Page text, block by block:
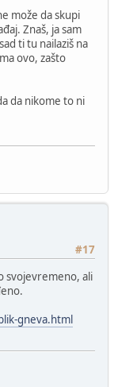
može da skupi
Znaš, ja sam
ti tu nailaziš na
ovo, zašto
da nikome to ni
#17
svojevremeno, ali
gneva.html